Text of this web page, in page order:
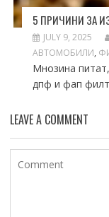
5 ПРИЧИНИ ЗА
JULY 9, 2025
АВТОМОБИЛИ,
Мнозина
дпф и фап
LEAVE A COMMENT